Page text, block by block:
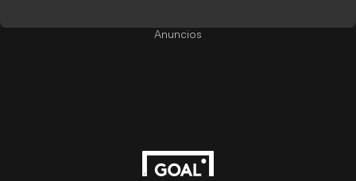
Anuncios